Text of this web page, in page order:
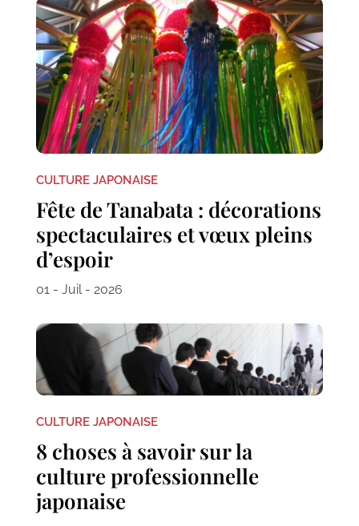
CULTURE JAPONAISE
Fête de Tanabata : décorations
spectaculaires et vœux pleins
d’espoir
01 - Juil - 2026
CULTURE JAPONAISE
8 choses à savoir sur la
culture professionnelle
japonaise